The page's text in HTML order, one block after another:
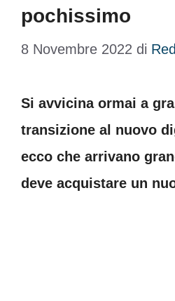
pochissimo
8 Novembre 2022 di
Si avvicina ormai a
transizione al nuovo
ecco che arrivano
deve acquistare un